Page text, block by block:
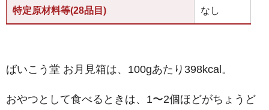
特定原材料等(28品目) なし
ばいこう堂 お月見箱は、100gあたり398kcal。
おやつとして食べるときは、1〜2個ほどがちょうど